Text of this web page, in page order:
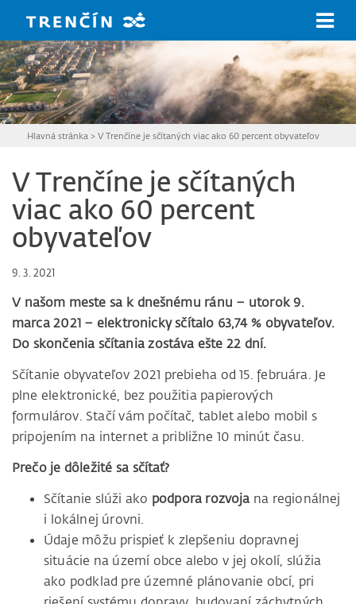
Hlavná stránka >V Trenčíne je sčítaných viac ako 60 percent obyvateľov
V Trenčíne je sčítaných
viac ako 60 percent
obyvateľov
9. 3. 2021
V našom meste sa k dnešnému ránu – utorok 9.
marca 2021 – elektronicky sčítalo 63,74 % obyvateľov.
Do skončenia sčítania zostáva ešte 22 dní.
Sčítanie obyvateľov 2021 prebieha od 15. februára. Je
plne elektronické, bez použitia papierových
formulárov. Stačí vám počítač, tablet alebo mobil s
pripojením na internet a približne 10 minút času.
Prečo je dôležité sa sčítať?
Sčítanie slúži ako podpora rozvoja na regionálnej
i lokálnej úrovni.
Údaje môžu prispieť k zlepšeniu dopravnej
situácie na území obce alebo v jej okolí, slúžia
ako podklad pre územné plánovanie obcí, pri